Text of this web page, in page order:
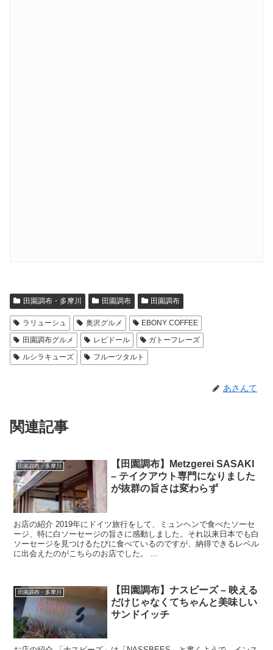
田園調布・多摩川 田園調布 田園調布
ラリューシュ 奥沢グルメ
EBONY COFFEE
田園調布グルメ
レピドール
ガトーフレーズ
ルシラキューズ
フルーツタルト
あさんて
関連記事
田園調布・多摩川
【田園調布】Metzgerei SASAKI
– テイクアウト専門になりました
が抜群の旨さは変わらず
お店の紹介 2019年にドイツ旅行をして、ミュンヘンで食べたソーセ
ージ、特に白ソーセージの旨さに感動しました。それ以来日本でも白
ソーセージを見つけるたびに食べているのですが、納得できるレベル
に出会えたのがこちらのお店でした。 ...
田園調布・多摩川
【田園調布】ナスビーズ – 映える
だけじゃなくてちゃんと美味しい
サンドイッチ